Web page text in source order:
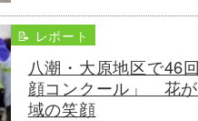
📝 レポート
八潮・大原地区で46
顔コンクール」 花
域の笑顔